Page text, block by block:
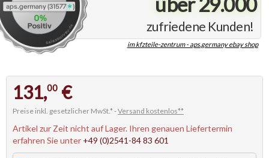
zufriedene Kunden!
im kfzteile-zentrum - aps.germany ebay shop
131,00 €
Preise inkl. gesetzlicher MwSt.* -Versand kostenlos**
Artikel zur Zeit nicht auf Lager. Ihren genauen Liefertermin
erfahren Sie unter +49 (0)2541-84 83 601